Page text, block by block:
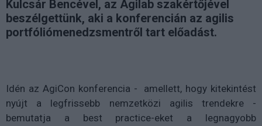
Kulcsár Bencével, az Agilab szakértőjével
beszélgettünk, aki a konferencián az agilis
portfóliómenedzsmentről tart előadást.
Idén az AgiCon konferencia - amellett, hogy kitekintést
nyújt a legfrissebb nemzetközi agilis trendekre -
bemutatja a best practice-eket a legnagyobb